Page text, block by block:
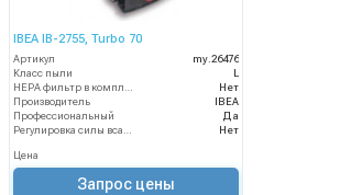
IBEA IB-2755, Turbo 70
Артикул
my.26476
Класс пыли
L
HEPA фильтр в комплекте
Нет
Производитель
IBEA
Профессиональный
Да
Регулировка силы всасывания
Нет
Цена
Запрос цены